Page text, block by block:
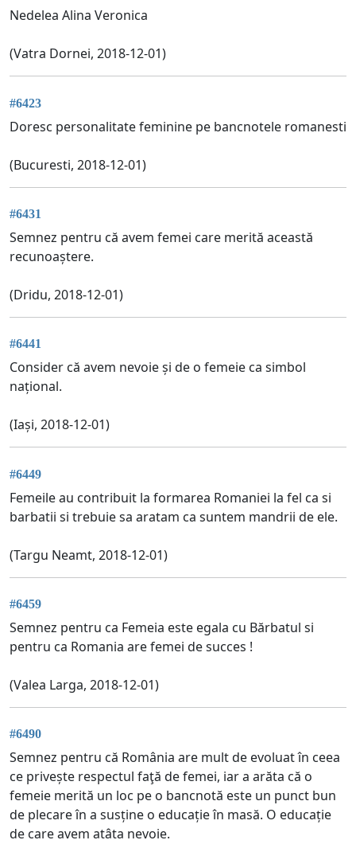
Nedelea Alina Veronica
(Vatra Dornei, 2018-12-01)
#6423
Doresc personalitate feminine pe bancnotele romanesti
(Bucuresti, 2018-12-01)
#6431
Semnez pentru că avem femei care merită această
recunoaștere.
(Dridu, 2018-12-01)
#6441
Consider că avem nevoie și de o femeie ca simbol
național.
(Iași, 2018-12-01)
#6449
Femeile au contribuit la formarea Romaniei la fel ca si
barbatii si trebuie sa aratam ca suntem mandrii de ele.
(Targu Neamt, 2018-12-01)
#6459
Semnez pentru ca Femeia este egala cu Bărbatul si
pentru ca Romania are femei de succes !
(Valea Larga, 2018-12-01)
#6490
Semnez pentru că România are mult de evoluat în ceea
ce privește respectul faţă de femei, iar a arăta că o
femeie merită un loc pe o bancnotă este un punct bun
de plecare în a susține o educație în masă. O educație
de care avem atâta nevoie.